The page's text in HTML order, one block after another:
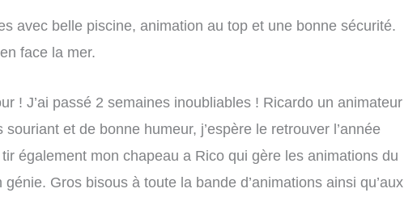
avec belle piscine, animation au top et une bonne sécurité.
face la mer.
! J’ai passé 2 semaines inoubliables ! Ricardo un animateur
souriant et de bonne humeur, j’espère le retrouver l’année
également mon chapeau a Rico qui gère les animations du
Gros bisous à toute la bande d’animations ainsi qu’aux